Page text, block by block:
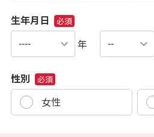
生年月日 必須
年
性別 必須
女性